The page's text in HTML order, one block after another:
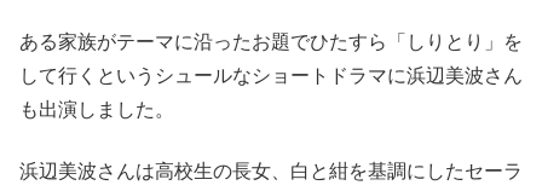
ある家族がテーマに沿ったお題でひたすら「しりとり」を
して行くというシュールなショートドラマに浜辺美波さん
も出演しました。
浜辺美波さんは高校生の長女、白と紺を基調にしたセーラ